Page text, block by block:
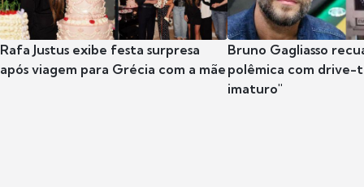
Rafa Justus exibe festa surpresa
após viagem para Grécia com a mãe
Bruno Gagliasso
polêmica com drive-
imaturo"